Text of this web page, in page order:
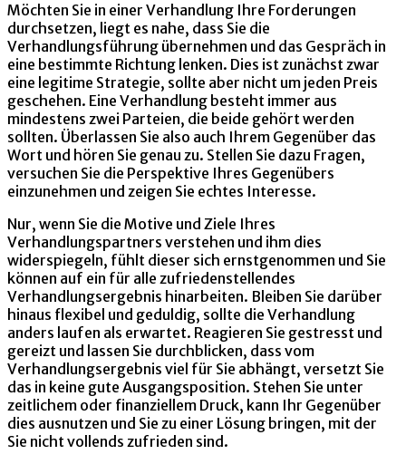
Möchten Sie in einer Verhandlung Ihre Forderungen
durchsetzen, liegt es nahe, dass Sie die
Verhandlungsführung übernehmen und das Gespräch in
eine bestimmte Richtung lenken. Dies ist zunächst zwar
eine legitime Strategie, sollte aber nicht um jeden Preis
geschehen. Eine Verhandlung besteht immer aus
mindestens zwei Parteien, die beide gehört werden
sollten. Überlassen Sie also auch Ihrem Gegenüber das
Wort und hören Sie genau zu. Stellen Sie dazu Fragen,
versuchen Sie die Perspektive Ihres Gegenübers
einzunehmen und zeigen Sie echtes Interesse.
Nur, wenn Sie die Motive und Ziele Ihres
Verhandlungspartners verstehen und ihm dies
widerspiegeln, fühlt dieser sich ernstgenommen und Sie
können auf ein für alle zufriedenstellendes
Verhandlungsergebnis hinarbeiten. Bleiben Sie darüber
hinaus flexibel und geduldig, sollte die Verhandlung
anders laufen als erwartet. Reagieren Sie gestresst und
gereizt und lassen Sie durchblicken, dass vom
Verhandlungsergebnis viel für Sie abhängt, versetzt Sie
das in keine gute Ausgangsposition. Stehen Sie unter
zeitlichem oder finanziellem Druck, kann Ihr Gegenüber
dies ausnutzen und Sie zu einer Lösung bringen, mit der
Sie nicht vollends zufrieden sind.